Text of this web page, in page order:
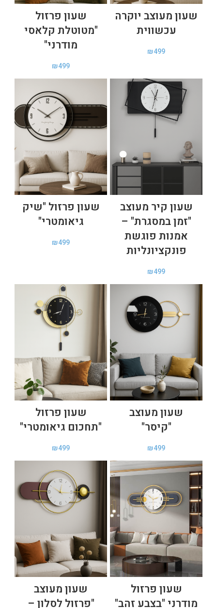
שעון מעוצב יוקרה
עכשווית
₪499
שעון פרזול
"מטוטלת קלאסי
מודרני"
₪499
שעון קיר מעוצב
"זמן במסגרת" –
אמנות פוגשת
פונקציונליות
₪499
שעון פרזול "שיק
גיאומטרי"
₪499
שעון מעוצב
"קיסר"
₪499
שעון פרזול
"תחכום גיאומטרי"
₪499
שעון פרזול
מודרני "בצבע זהב"
שעון מעוצב
"פרזול לסלון –